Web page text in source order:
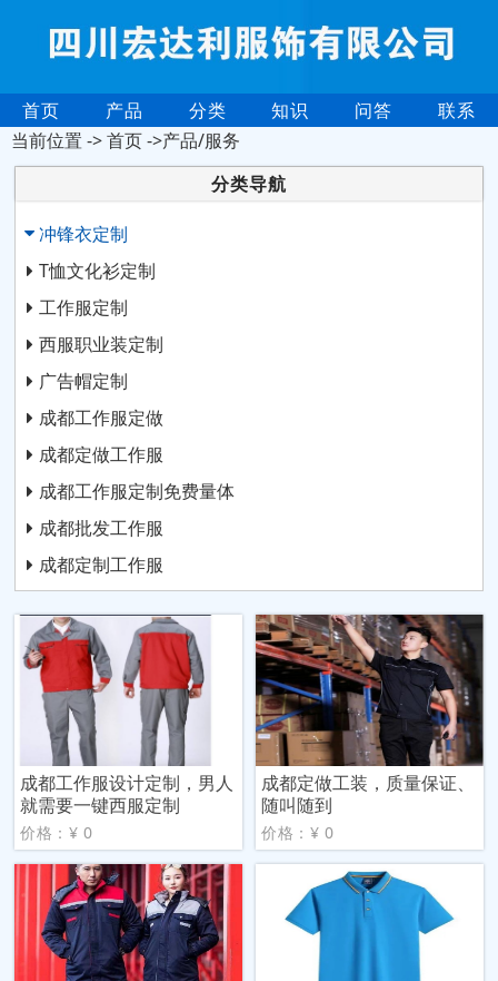
首页 产品 分类 知识 问答
联系
当前位置 ->首页->产品/服务
分类导航
冲锋衣定制
T恤文化衫定制
工作服定制
西服职业装定制
广告帽定制
成都工作服定做
成都定做工作服
成都工作服定制免费量体
成都批发工作服
成都定制工作服
成都工作服设计定制，男人
就需要一键西服定制
价格：¥ 0
成都定做工装，质量保证、
随叫随到
价格：¥ 0